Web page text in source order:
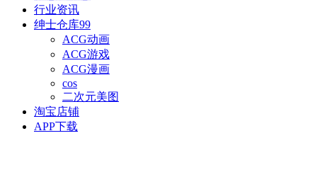
行业资讯
绅士仓库99
ACG动画
ACG游戏
ACG漫画
cos
二次元美图
淘宝店铺
APP下载